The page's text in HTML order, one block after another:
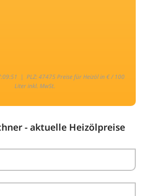
| PLZ: 47475 Preise für Heizöl in € / 100
Liter inkl. MwSt.
- aktuelle Heizölpreise